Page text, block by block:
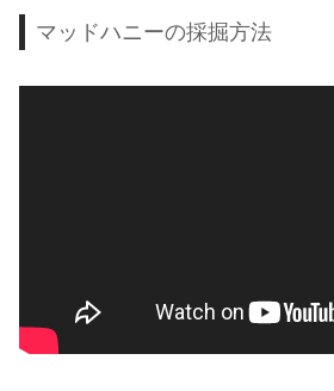
マッドハニーの採掘方法